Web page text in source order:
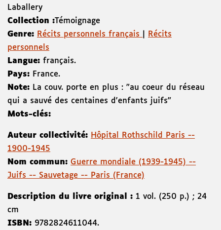
Laballery
Collection :Témoignage
Genre: Récits personnels français
Récits
personnels
Langue: français.
Pays: France.
Note: La couv. porte en plus : "au coeur du réseau
qui a sauvé des centaines d'enfants juifs"
Mots-clés:
Auteur collectivité: Hôpital Rothschild Paris --
1900-1945
Nom commun: Guerre mondiale (1939-1945) --
Juifs -- Sauvetage -- Paris (France)
Description du livre original : 1 vol. (250 p.) ; 24
cm
ISBN: 9782824611044.